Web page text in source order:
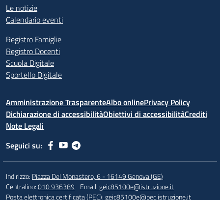
Le notizie
Calendario eventi
Registro Famiglie
Registro Docenti
Scuola Digitale
Sportello Digitale
Amministrazione TrasparenteAlbo onlinePrivacy Policy
Dichiarazione di accessibilitàObiettivi di accessibilitàCrediti
Note Legali
Seguici su:
Indirizzo: Piazza Del Monastero, 6 - 16149 Genova (GE)
Centralino:010 936389 Email:geic85100e@istruzione.it
Posta elettronica certificata (PEC):geic85100e@pec.istruzione.it